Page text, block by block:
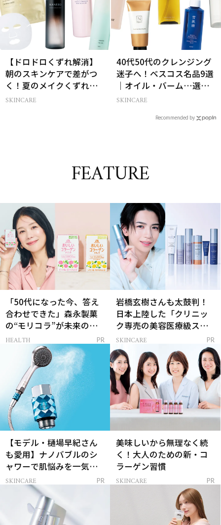
【ドロドロくずれ解消】
朝のスキンケアで差がつ
く！夏のメイクくずれ防
止術
SKINCARE
40代50代のクレンジング
迷子へ！ベスコス名品9選
｜オイル・バーム…選び
方の正解は？
SKINCARE
Recommended by
FEATURE
「50代になった今、答え
合わせできた」森永製菓
の“モリコラ”が未来のキ
レイを連れてくる！
HEALTH PR
岩橋玄樹さんも太鼓判！
日本上陸した「クリニッ
ク専売の美容医療級スキ
ンケア」
SKINCARE PR
【モデル・樋場早紀さん
も愛用】ナノバブルのシ
ャワーで肌悩みを一気に
解決
SKINCARE PR
美味しいから無理なく続
く！大人のための新・コ
ラーゲン習慣
SKINCARE PR